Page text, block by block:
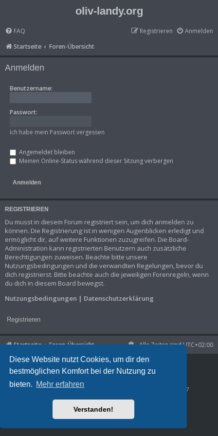
Diese Website nutzt Cookies, um dir den
bestmöglichen Komfort bei der Nutzung zu
bieten. Mehr erfahren
Verstanden!
oliv-landy.org
FAQ Anmelden
Registrieren
Startseite
Foren-Übersicht
Anmelden
Benutzername:
Passwort:
Ich habe mein Passwort vergessen
Angemeldet bleiben
Meinen Online-Status während dieser Sitzung verbergen
REGISTRIEREN
Du musst in diesem Forum registriert sein, um dich anmelden zu
können. Die Registrierung ist in wenigen Augenblicken erledigt und
ermöglicht dir, auf weitere Funktionen zuzugreifen. Die Board-
Administration kann registrierten Benutzern auch zusätzliche
Berechtigungen zuweisen. Beachte bitte unsere
Nutzungsbedingungen und die verwandten Regelungen, bevor du
dich registrierst. Bitte beachte auch die jeweiligen Forenregeln, wenn
du dich in diesem Board bewegst.
Nutzungsbedingungen | Datenschutzerklärung
Registrieren
Startseite Foren-Übersicht Alle Zeiten sindUTC+02:00
Powered byphpBB® Forum Software © phpBB Limited
Deutsche Übersetzung durchphpBB.de
Datenschutz
Time: 0.025s| Peak Memory Usage: 944.6 KiB | GZIP: Off | Queries: 7